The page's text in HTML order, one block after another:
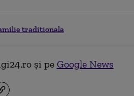
traditionala
și pe Google News